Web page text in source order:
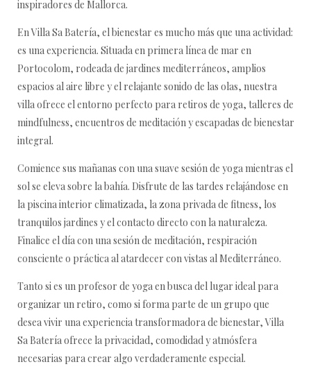
inspiradores de Mallorca.
En Villa Sa Batería, el bienestar es mucho más que una actividad:
es una experiencia. Situada en primera línea de mar en
Portocolom, rodeada de jardines mediterráneos, amplios
espacios al aire libre y el relajante sonido de las olas, nuestra
villa ofrece el entorno perfecto para retiros de yoga, talleres de
mindfulness, encuentros de meditación y escapadas de bienestar
integral.
Comience sus mañanas con una suave sesión de yoga mientras el
sol se eleva sobre la bahía. Disfrute de las tardes relajándose en
la piscina interior climatizada, la zona privada de fitness, los
tranquilos jardines y el contacto directo con la naturaleza.
Finalice el día con una sesión de meditación, respiración
consciente o práctica al atardecer con vistas al Mediterráneo.
Tanto si es un profesor de yoga en busca del lugar ideal para
organizar un retiro, como si forma parte de un grupo que
desea vivir una experiencia transformadora de bienestar, Villa
Sa Batería ofrece la privacidad, comodidad y atmósfera
necesarias para crear algo verdaderamente especial.